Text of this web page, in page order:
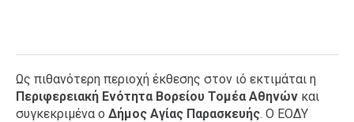
Ως πιθανότερη περιοχή έκθεσης στον ιό εκτιμάται η
Περιφερειακή Ενότητα Βορείου Τομέα Αθηνών και
συγκεκριμένα ο Δήμος Αγίας Παρασκευής. Ο ΕΟΔΥ